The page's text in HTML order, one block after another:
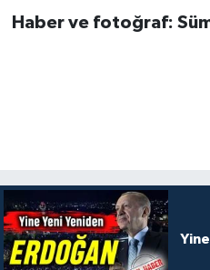
Haber ve fotoğraf: